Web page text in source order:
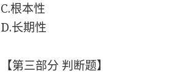
C.根本性
D.长期性
【第三部分 判断题】